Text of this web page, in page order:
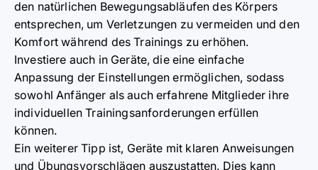
den natürlichen Bewegungsabläufen des Körpers
entsprechen, um Verletzungen zu vermeiden und den
Komfort während des Trainings zu erhöhen.
Investiere auch in Geräte, die eine einfache
Anpassung der Einstellungen ermöglichen, sodass
sowohl Anfänger als auch erfahrene Mitglieder ihre
individuellen Trainingsanforderungen erfüllen
können.
Ein weiterer Tipp ist, Geräte mit klaren Anweisungen
und Übungsvorschlägen auszustatten. Dies kann